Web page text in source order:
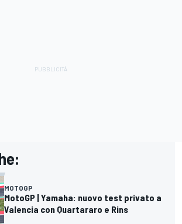
MOTOGP
MotoGP | Yamaha: nuovo test privato a
Valencia con Quartararo e Rins